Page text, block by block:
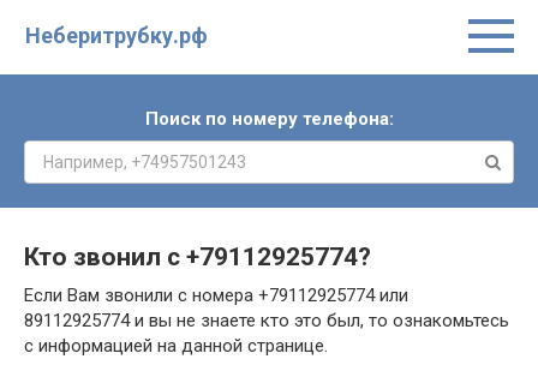
Неберитрубку.рф
Поиск по номеру телефона:
Кто звонил с +79112925774?
Если Вам звонили с номера +79112925774 или
89112925774 и вы не знаете кто это был, то ознакомьтесь
с информацией на данной странице.